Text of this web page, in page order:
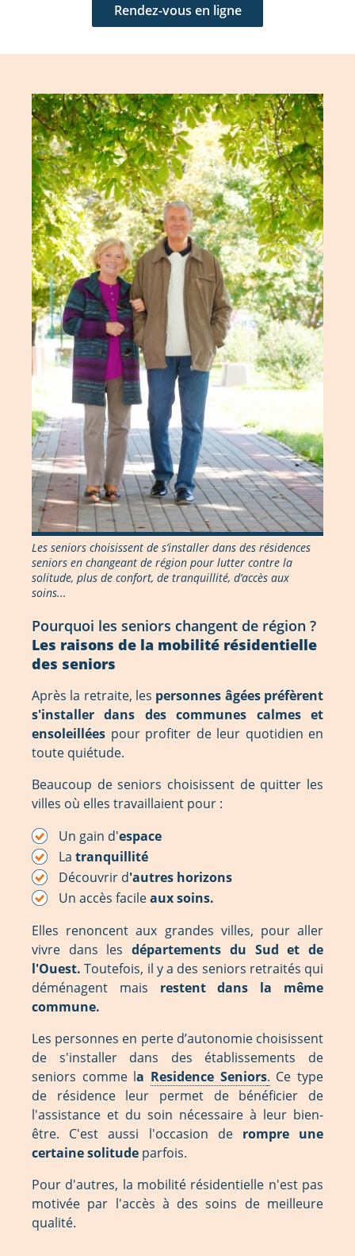
Rendez-vous en ligne
Les seniors choisissent de s’installer dans des résidences
seniors en changeant de région pour lutter contre la
solitude, plus de confort, de tranquillité, d’accès aux
soins...
Pourquoi les seniors changent de région ?
Les raisons de la mobilité résidentielle
des seniors
Après la retraite, les personnes âgées préfèrent
s'installer dans des communes calmes et
ensoleillées pour profiter de leur quotidien en
toute quiétude.
Beaucoup de seniors choisissent de quitter les
villes où elles travaillaient pour :
Un gain d'espace
La tranquillité
Découvrir d'autres horizons
Un accès facileaux soins.
Elles renoncent aux grandes villes, pour aller
vivre dans lesdépartements du Sud et de
l'Ouest. Toutefois, il y a des seniors retraités qui
déménagent mais restent dans la même
commune.
Les personnes en perte d’autonomie choisissent
de s'installer dans des établissements de
seniors comme la Residence Seniors. Ce type
de résidence leur permet de bénéficier de
l'assistance et du soin nécessaire à leur bien-
être. C'est aussi l'occasion de rompre une
certaine solitude parfois.
Pour d'autres, la mobilité résidentielle n'est pas
motivée par l'accès à des soins de meilleure
qualité.